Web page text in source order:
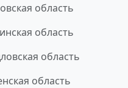
область
область
область
область